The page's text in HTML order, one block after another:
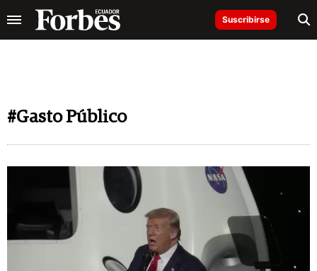
Suscribirse
#Gasto Público